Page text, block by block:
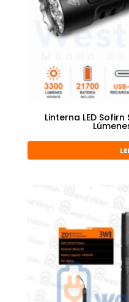
Linterna LED